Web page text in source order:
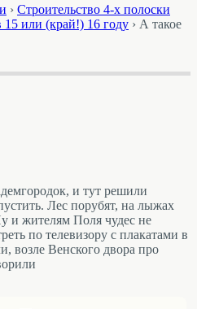
› Строительство 4-х полоски
15 или (край!) 16 году › А такое
и тут решили
Лес порубят, на лыжах
и жителям Поля чудес не
по телевизору с плакатами в
возле Венского двора про